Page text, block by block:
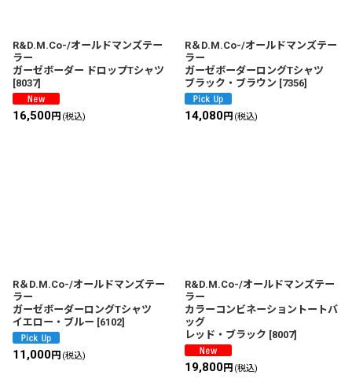
R&D.M.Co-/オールドマンズテー
ラー
ガーゼボーダー ドロップTシャツ
[8037]
16,500円 (税込)
R＆D.M.Co-/オールドマンズテー
ラー
ガーゼボーダーロングTシャツ
ブラック・ブラウン [7356]
14,080円 (税込)
R＆D.M.Co-/オールドマンズテー
ラー
ガーゼボーダーロングTシャツ
イエロー・ブルー [6102]
11,000円 (税込)
R&D.M.Co-/オールドマンズテー
ラー
カラーコンビネーショントートバ
ッグ
レッド・ブラック [8007]
19,800円 (税込)